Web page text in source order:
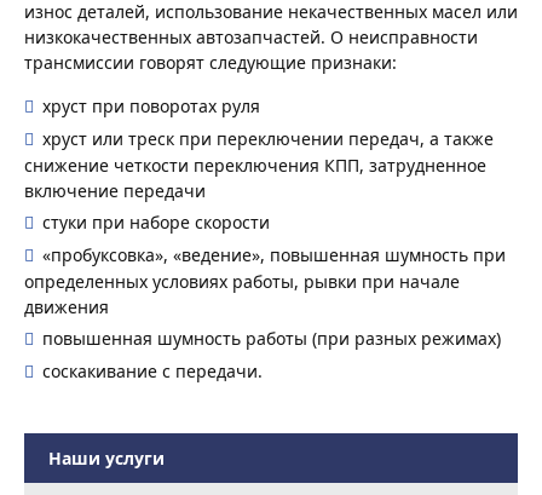
износ деталей, использование некачественных масел или
низкокачественных автозапчастей. О неисправности
трансмиссии говорят следующие признаки:
хруст при поворотах руля
хруст или треск при переключении передач, а также
снижение четкости переключения КПП, затрудненное
включение передачи
стуки при наборе скорости
«пробуксовка», «ведение», повышенная шумность при
определенных условиях работы, рывки при начале
движения
повышенная шумность работы (при разных режимах)
соскакивание с передачи.
Наши услуги